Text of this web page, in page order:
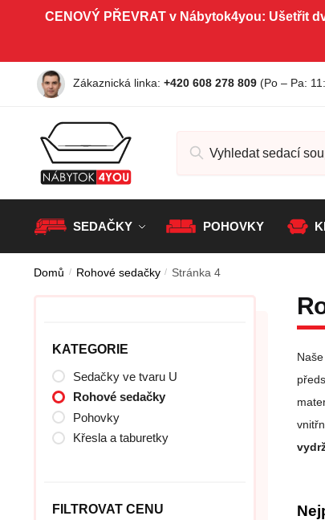
CENOVÝ PŘEVRAT v Nábytok4you: Ušetřit
Zákaznická linka: +420 608 278 809 (Po – Pa:
SEDAČKY POHOVKY
Domů / Rohové sedačky / Stránka 4
KATEGORIE
Sedačky ve tvaru U
Rohové sedačky
Pohovky
Křesla a taburetky
FILTROVAT CENU